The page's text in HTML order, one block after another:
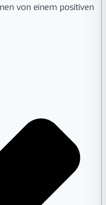
von einem positiven